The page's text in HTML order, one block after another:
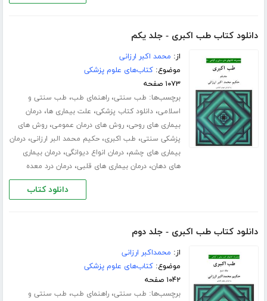
دانلود کتاب طب اکبری - جلد یکم
از: محمد اکبر ارزانی
موضوع:کتاب‌های علوم پزشکی
۱۰۷۳ صفحه
برچسب‌ها: طب سنتی،راهنمای طب، طب سنتی و
اسلامی،دانلود کتاب پزشکی، علت بیماری ها،درمان
بیماری های روحی،روش های درمان عمومی،روش های
پزشکی سنتی، طب اکبری،حکیم محمد البر ارزانی،درمان
بیماری های چشم،درمان انواع دیوانگی،درمان بیماری
های دهان،درمان بیماری های قلبی،درمان درد معده
دانلود کتاب
دانلود کتاب طب اکبری - جلد دوم
از: محمداکبر ارزانی
موضوع:کتاب‌های علوم پزشکی
۱۰۴۲ صفحه
برچسب‌ها: طب سنتی،راهنمای طب، طب سنتی و